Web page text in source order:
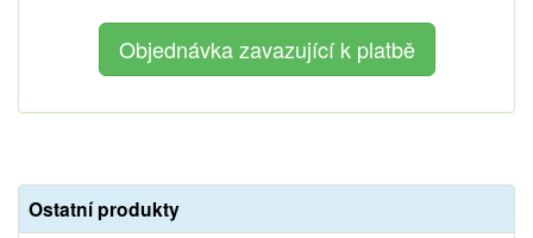
Ostatní produkty